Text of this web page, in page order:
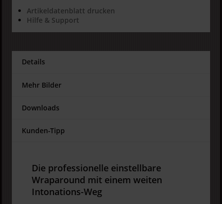
Artikeldatenblatt drucken
Hilfe & Support
Details
Mehr Bilder
Downloads
Kunden-Tipp
Die professionelle einstellbare
Wraparound mit einem weiten
Intonations-Weg